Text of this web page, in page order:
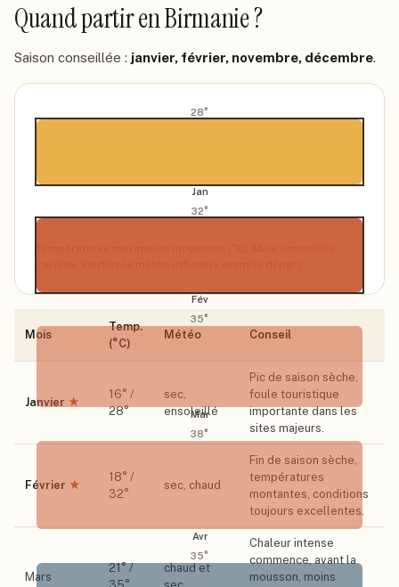
Quand partiren Birmanie?
Saison conseillée : janvier, février, novembre, décembre.
28°
Jan
32°
Fév
35°
Mar
38°
Avr
35°
Mois
Temp.
(°C)
Météo Conseil
Janvier ★
16° /
28°
sec,
ensoleillé
Pic de saison sèche,
foule touristique
importante dans les
sites majeurs.
Février ★
18° /
32°
sec, chaud
Fin de saison sèche,
températures
montantes, conditions
toujours excellentes.
Mars
21 ° /
chaud et
Chaleur intense
commence, avant la
mousson, moins